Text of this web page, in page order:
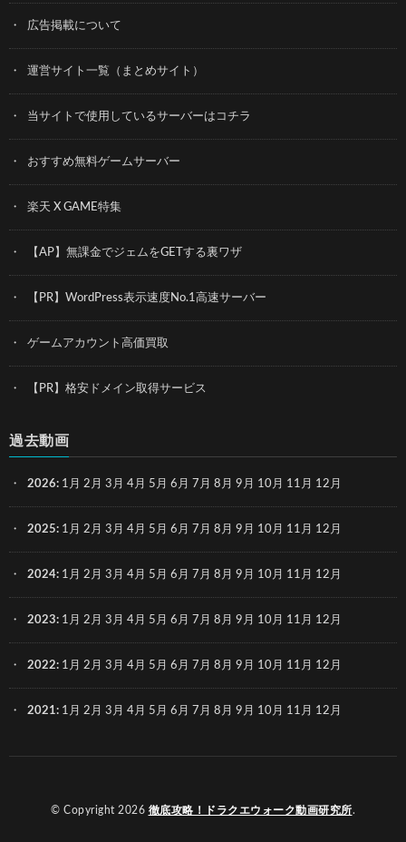
広告掲載について
運営サイト一覧（まとめサイト）
当サイトで使用しているサーバーはコチラ
おすすめ無料ゲームサーバー
楽天 X GAME特集
【AP】無課金でジェムをGETする裏ワザ
【PR】WordPress表示速度No.1高速サーバー
ゲームアカウント高価買取
【PR】格安ドメイン取得サービス
過去動画
2026: 1月 2月 3月 4月 5月 6月 7月 8月 9月 10月 11月 12月
2025: 1月 2月 3月 4月 5月 6月 7月 8月 9月 10月 11月 12月
2024: 1月 2月 3月 4月 5月 6月 7月 8月 9月 10月 11月 12月
2023: 1月 2月 3月 4月 5月 6月 7月 8月 9月 10月 11月 12月
2022: 1月 2月 3月 4月 5月 6月 7月 8月 9月 10月 11月 12月
2021: 1月 2月 3月 4月 5月 6月 7月 8月 9月 10月 11月 12月
© Copyright 2026 徹底攻略！ドラクエウォーク動画研究所.